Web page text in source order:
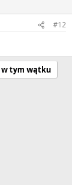
#12
w tym wątku